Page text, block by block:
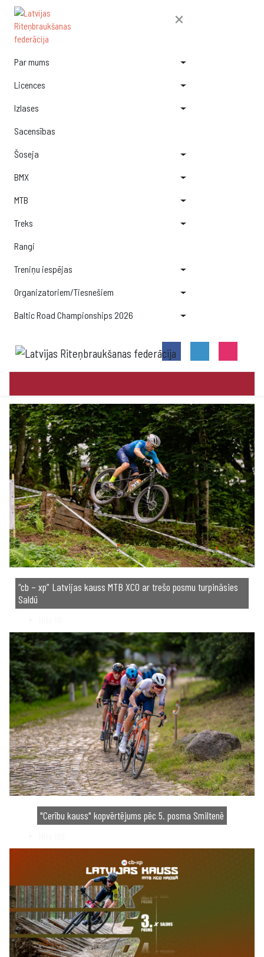
×
Par mums
Licences
Izlases
Sacensības
Šoseja
BMX
MTB
Treks
Rangi
Treniņu iespējas
Organizatoriem/Tiesnešiem
Baltic Road Championships 2026
“cb – xp” Latvijas kauss MTB XCO ar trešo posmu turpināsies
Saldū
"Cerību kauss" kopvērtējums pēc 5. posma Smiltenē